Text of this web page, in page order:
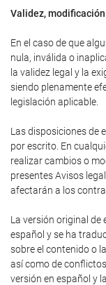
Validez,
En el caso de que
nula, inválida o
la validez legal y la
siendo plenamente
legislación aplicable.
Las disposiciones de
por escrito. En
realizar cambios o
presentes Avisos
afectarán a los
La versión original de
español y se ha
sobre el contenido o
así como de
versión en español y